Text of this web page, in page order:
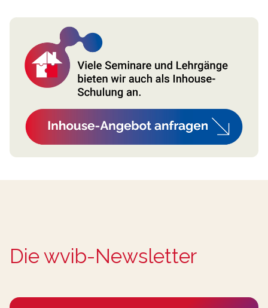
Die wvib-Newsletter